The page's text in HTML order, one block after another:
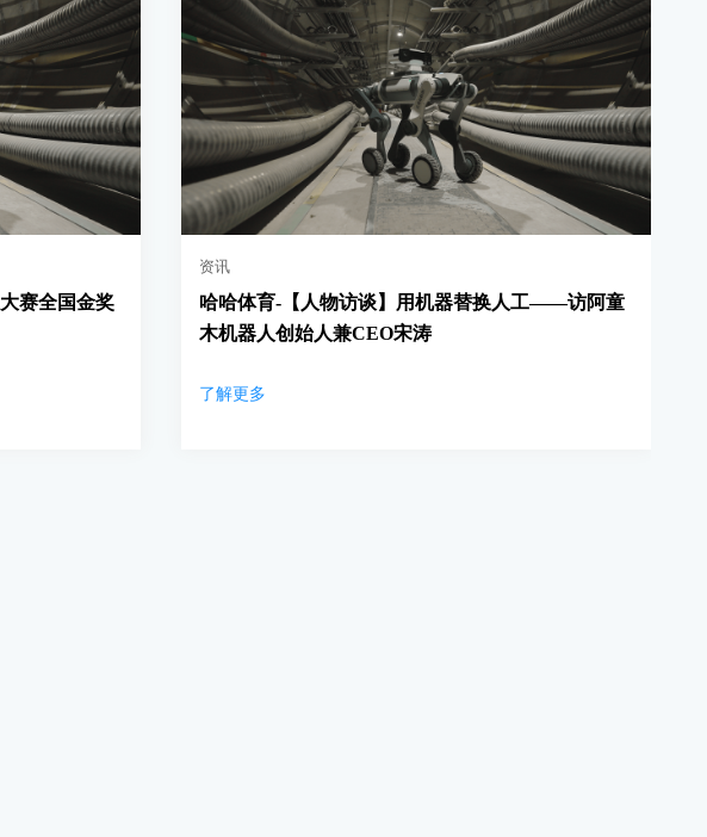
赛全国金奖
资讯
哈哈体育-【人物访谈】用机器替换人工——访阿童
木机器人创始人兼CEO宋涛
了解更多